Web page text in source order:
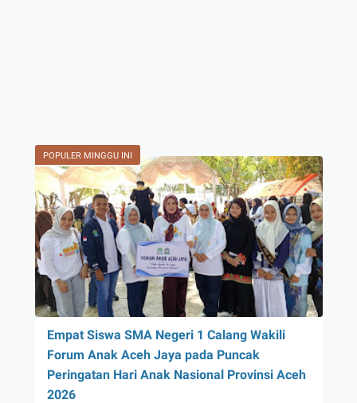
POPULER MINGGU INI
Empat Siswa SMA Negeri 1 Calang Wakili
Forum Anak Aceh Jaya pada Puncak
Peringatan Hari Anak Nasional Provinsi Aceh
2026